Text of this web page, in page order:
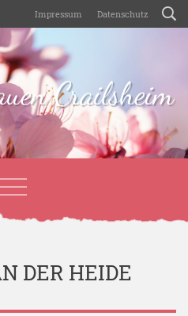
Impressum Datenschutz
Crailsheim
DER HEIDE